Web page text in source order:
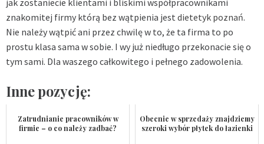
znakomitej firmy którą bez wątpienia jest dietetyk poznań.
Nie należy wątpić ani przez chwilę w to, że ta firma to po
prostu klasa sama w sobie. I wy już niedługo przekonacie się o
tym sami. Dla waszego całkowitego i pełnego zadowolenia.
Inne pozycję:
Zatrudnianie pracowników w
firmie – o co należy zadbać?
Obecnie w sprzedaży znajdziemy
szeroki wybór płytek do łazienki